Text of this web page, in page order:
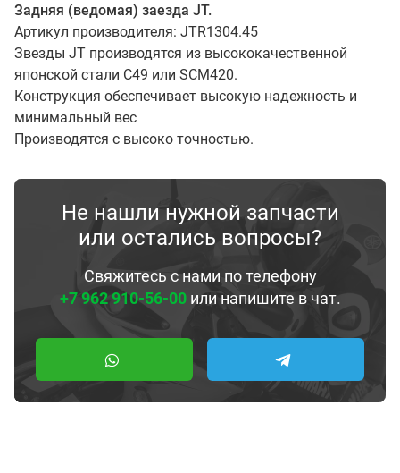
Задняя (ведомая) заезда JT.
Артикул производителя: JTR1304.45
Звезды JT производятся из высококачественной
японской стали С49 или SCM420.
Конструкция обеспечивает высокую надежность и
минимальный вес
Производятся с высоко точностью.
Не нашли нужной запчасти
или остались вопросы?
Свяжитесь с нами по телефону
+7 962 910-56-00или напишите в чат.